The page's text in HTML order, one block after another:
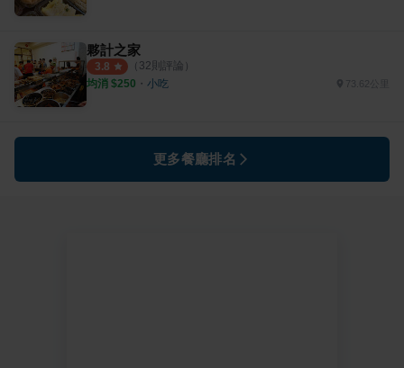
夥計之家
3.8 （ 32則評論）
均消 $250 ・ 小吃
更多餐廳排名